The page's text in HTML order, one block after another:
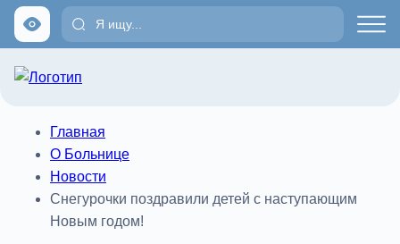
Главная
О Больнице
Новости
Снегурочки поздравили детей с наступающим
Новым годом!